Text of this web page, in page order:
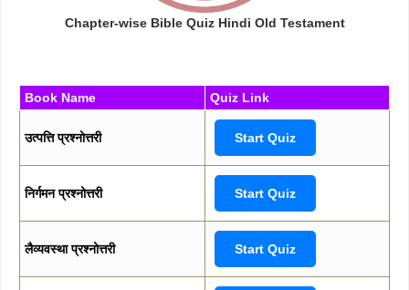
Chapter-wise Bible Quiz Hindi Old Testament
Book Name Quiz Link
उत्पत्ति प्रश्नोत्तरी Start Quiz
निर्गमन प्रश्नोत्तरी Start Quiz
लैव्यवस्था प्रश्नोत्तरी Start Quiz